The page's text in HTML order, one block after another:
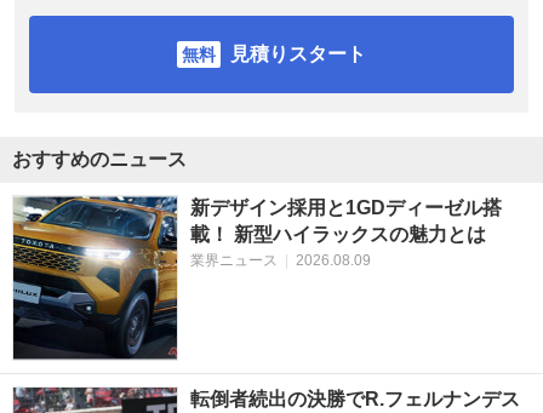
見積りスタート
おすすめのニュース
新デザイン採用と1GDディーゼル搭
載！ 新型ハイラックスの魅力とは
業界ニュース 2026.08.09
転倒者続出の決勝でR.フェルナンデス